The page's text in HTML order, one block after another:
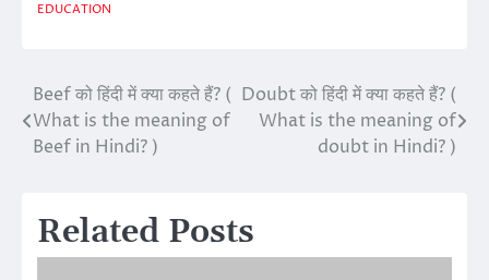
EDUCATION
Post
navigation
Beef को हिंदी में क्या कहते हैं? (
What is the meaning of
Beef in Hindi? )
Doubt को हिंदी में क्या कहते हैं? (
What is the meaning of
doubt in Hindi? )
Related Posts